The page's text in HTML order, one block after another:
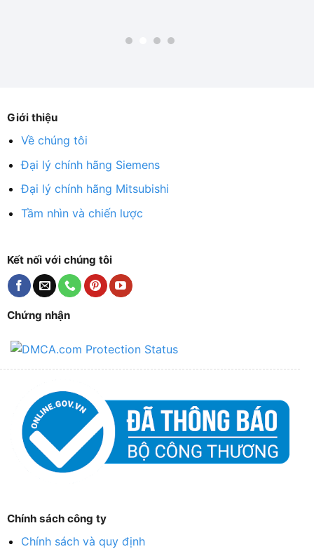
Giới thiệu
Về chúng tôi
Đại lý chính hãng Siemens
Đại lý chính hãng Mitsubishi
Tầm nhìn và chiến lược
Kết nối với chúng tôi
Chứng nhận
Chính sách công ty
Chính sách và quy định